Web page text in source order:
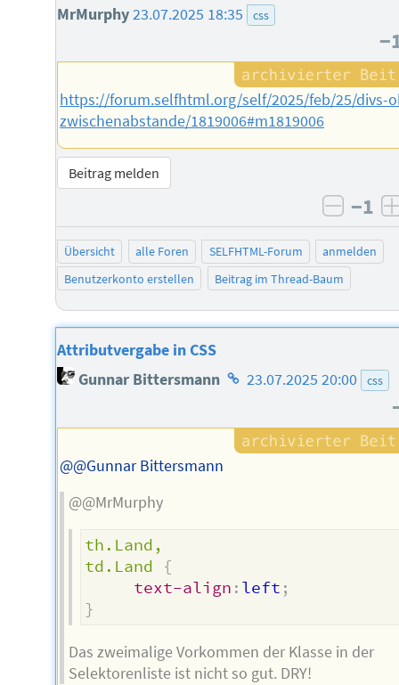
MrMurphy23.07.2025 18:35 css
https://forum.selfhtml.org/self/2025/feb/25/divs-
zwischenabstande/1819006#m1819006
Beitrag melden
−1
Übersicht alle Foren SELFHTML-Forum
anmelden
Benutzerkonto erstellen
Beitrag im Thread-Baum
Attributvergabe in CSS
Gunnar Bittersmann Homepage
Autors
23.07.2025 20:00 css
@@Gunnar Bittersmann
@@MrMurphy
th.Land,
td.Land
{
text-align : left ;
}
Das zweimalige Vorkommen der Klasse in der
Selektorenliste ist nicht so gut. DRY!